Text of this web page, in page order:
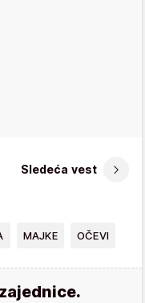
Sledeća vest
MAJKE OČEVI